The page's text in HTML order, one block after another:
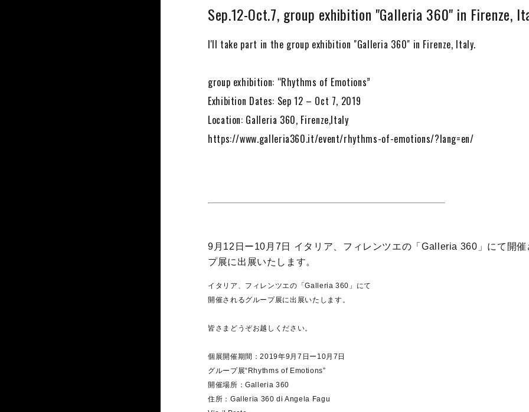
Sep.12-Oct.7, group exhibition "Galleria 360" in Firenze,
I'll take part in the group exhibition "Galleria 360" in Firenze, Italy.
group exhibition: “Rhythms of Emotions”
Exhibition Dates: Sep 12 – Oct 7, 2019
Location: Galleria 360, Firenze,Italy
https://www.galleria360.it/event/rhythms-of-emotions/?lang=en/
9月12日ー10月7日 イタリア、フィレンツエの「Galleria 360」にて開催
プ展に出展いたします。
イタリア、フィレンツエの「Galleria 360」にて
開催されるグループ展に出展いたします。
皆さまどうぞお越しください。
個展開催期間：2019年9月7日ー10月7日
グループ展“Rhythms of Emotions”
開催場所：Galleria 360
住所：Galleria 360 di Angela Fagu